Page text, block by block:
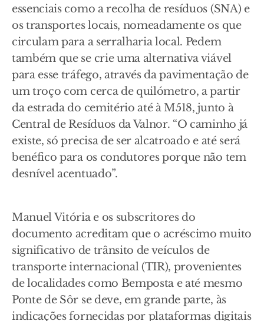
essenciais como a recolha de resíduos (SNA) e
os transportes locais, nomeadamente os que
circulam para a serralharia local. Pedem
também que se crie uma alternativa viável
para esse tráfego, através da pavimentação de
um troço com cerca de quilómetro, a partir
da estrada do cemitério até à M518, junto à
Central de Resíduos da Valnor. “O caminho já
existe, só precisa de ser alcatroado e até será
benéfico para os condutores porque não tem
desnível acentuado”.
Manuel Vitória e os subscritores do
documento acreditam que o acréscimo muito
significativo de trânsito de veículos de
transporte internacional (TIR), provenientes
de localidades como Bemposta e até mesmo
Ponte de Sôr se deve, em grande parte, às
indicações fornecidas por plataformas digitais